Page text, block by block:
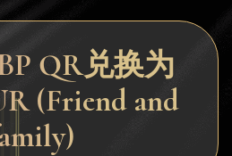
QR兑换为
(Friend and